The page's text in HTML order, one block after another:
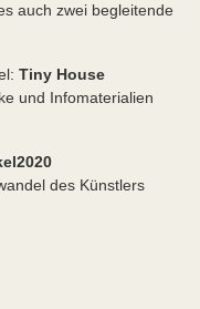
auch zwei begleitende
Tiny House
und Infomaterialien
des Künstlers